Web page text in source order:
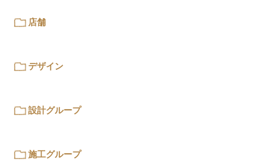
店舗
デザイン
設計グループ
施工グループ